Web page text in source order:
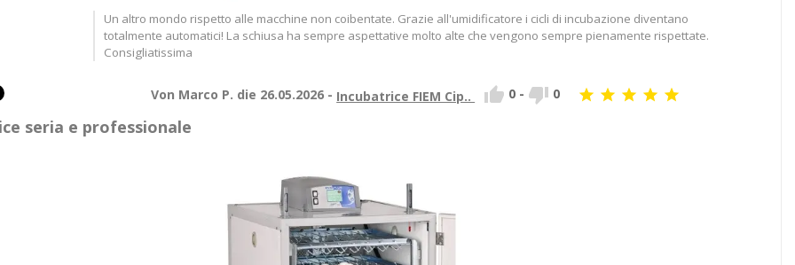
Un altro mondo rispetto alle macchine non coibentate. Grazie all'umidificatore i cicli di incubazione diventano
totalmente automatici! La schiusa ha sempre aspettative molto alte che vengono sempre pienamente rispettate.
Consigliatissima
Von Marco P. die 26.05.2026 - Incubatrice FIEM Cip..  0 -  0     
seria e professionale